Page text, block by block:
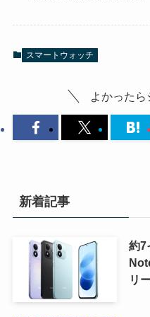
スマートウォッチ
よかったら
新着記事
約7
リ